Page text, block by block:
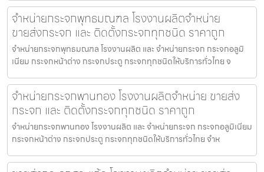
จำหน่ายกระจกพุทธมณฑล โรงงานผลิตจำหน่าย
ขายส่งกระจก และ ติดตั้งกระจกทุกชนิด ราคาถูก
จำหน่ายกระจกพุทธมณฑล โรงงานผลิต และ จำหน่ายกระจก กระจกอลูมิ
เนียม กระจกหน้าต่าง กระจกประตู กระจกทุกชนิดให้บริการทั่วไทย จ
จำหน่ายกระจกพานทอง โรงงานผลิตจำหน่าย ขายส่ง
กระจก และ ติดตั้งกระจกทุกชนิด ราคาถูก
จำหน่ายกระจกพานทอง โรงงานผลิต และ จำหน่ายกระจก กระจกอลูมิเนียม
กระจกหน้าต่าง กระจกประตู กระจกทุกชนิดให้บริการทั่วไทย จำห